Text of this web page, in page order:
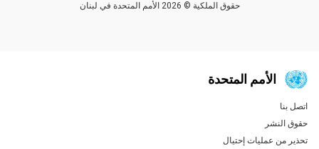
حقوق الملكية © 2026 الأمم المتحدة في لبنان
الأمم المتحدة
Global U.N. menu
اتصل بنا
حقوق النشر
تحذير من عمليات إحتيال